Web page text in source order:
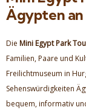
Ägypten
Die Mini Egypt Park
Familien, Paare und
Freilichtmuseum in
Sehenswürdigkeiten
bequem, informativ